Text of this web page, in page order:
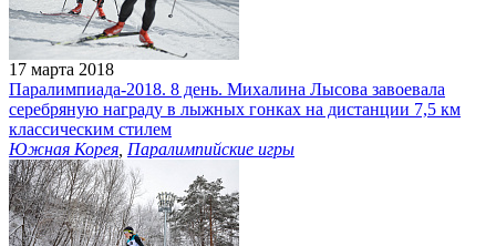
17 марта 2018
Паралимпиада-2018. 8 день. Михалина Лысова завоевала
серебряную награду в лыжных гонках на дистанции 7,5 км
классическим стилем
Южная Корея Паралимпийские игры